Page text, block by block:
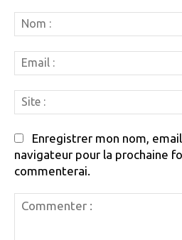
Enregistrer mon nom,
navigateur pour la prochaine
commenterai.